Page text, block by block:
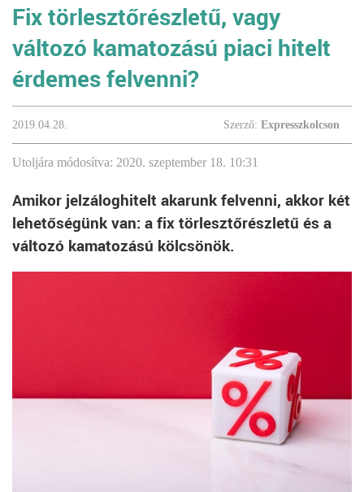
Fix törlesztőrészletű, vagy
változó kamatozású piaci hitelt
érdemes felvenni?
2019.04.28. Szerző: Expresszkolcson
Utoljára módosítva: 2020. szeptember 18. 10:31
Amikor jelzáloghitelt akarunk felvenni, akkor két
lehetőségünk van: a fix törlesztőrészletű és a
változó kamatozású kölcsönök.